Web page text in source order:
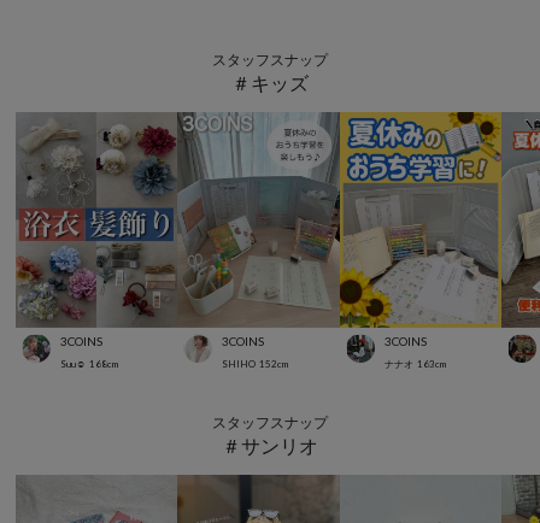
スタッフスナップ
＃キッズ
3COINS
Suu☺︎ 168cm
3COINS
SHIHO 152cm
3COINS
ナナオ 163cm
スタッフスナップ
＃サンリオ